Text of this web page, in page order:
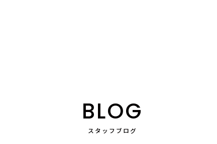
BLOG
スタッフブログ